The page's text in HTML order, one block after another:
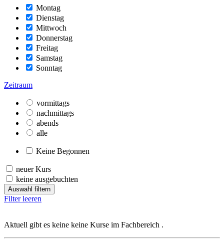
Montag
Dienstag
Mittwoch
Donnerstag
Freitag
Samstag
Sonntag
Zeitraum
vormittags
nachmittags
abends
alle
Keine Begonnen
neuer Kurs
keine ausgebuchten
Auswahl filtern
Filter leeren
Aktuell gibt es keine keine Kurse im Fachbereich .